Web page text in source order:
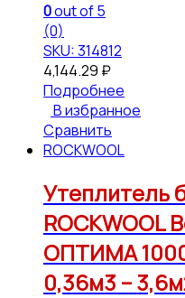
0out of 5
(0)
SKU: 314812
4,144.29 ₽
Подробнее
В избранное
Сравнить
ROCKWOOL
Утеплитель
ROCKWOOL
ОПТИМА
0,36м3 –